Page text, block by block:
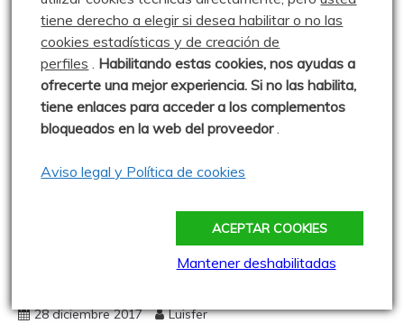
Fuente la Congrajera
Golobar
Valdecebollas
Cascadas de hielo de Valdecebollas –
28 diciembre 2017 Luisfer
tiene derecho a elegir si desea habilitar o no las
cookies estadísticas y de creación de
perfiles . Habilitando estas cookies, nos ayudas a
ofrecerte una mejor experiencia. Si no las habilita,
tiene enlaces para acceder a los complementos
bloqueados en la web del proveedor.
Aviso legal y Política de cookies
ACEPTAR COOKIES
Mantener deshabilitadas